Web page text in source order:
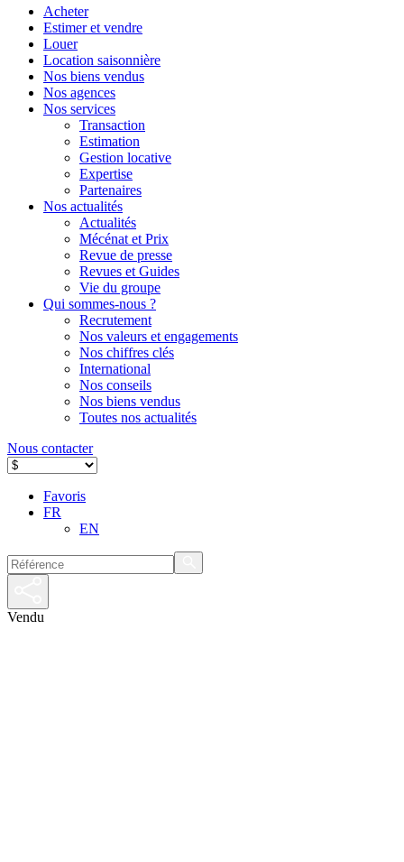
Acheter
Estimer et vendre
Louer
Location saisonnière
Nos biens vendus
Nos agences
Nos services
Transaction
Estimation
Gestion locative
Expertise
Partenaires
Nos actualités
Actualités
Mécénat et Prix
Revue de presse
Revues et Guides
Vie du groupe
Qui sommes-nous ?
Recrutement
Nos valeurs et engagements
Nos chiffres clés
International
Nos conseils
Nos biens vendus
Toutes nos actualités
Nous contacter
Favoris
FR
EN
Vendu